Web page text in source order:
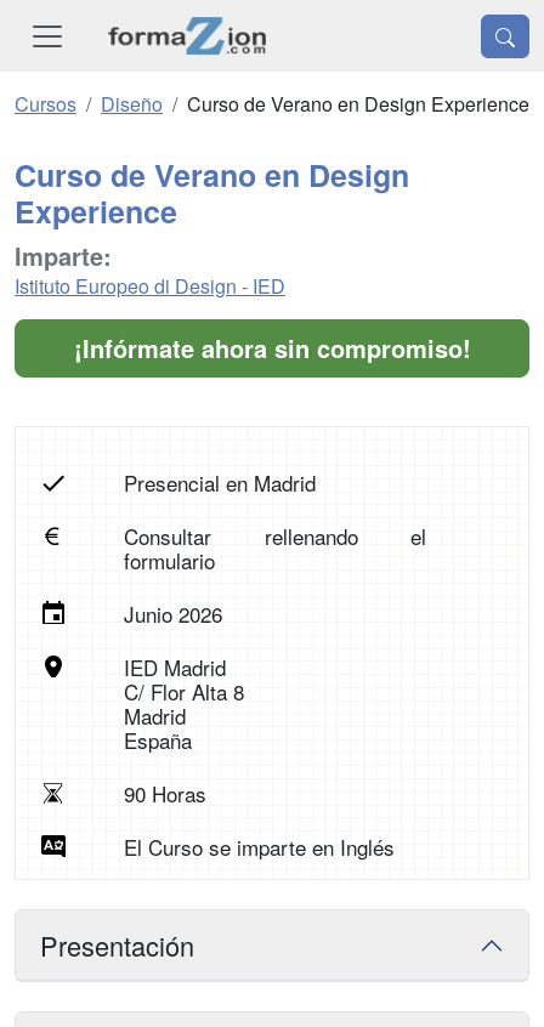
Cursos Diseño Curso de Verano en Design Experience
Curso de Verano en Design
Experience
Imparte:
Istituto Europeo di Design - IED
¡Infórmate ahora sin compromiso!
Presencial en Madrid
Consultar rellenando el
formulario
Junio 2026
IED Madrid
C/ Flor Alta 8
Madrid
España
90 Horas
El Curso se imparte en Inglés
Presentación